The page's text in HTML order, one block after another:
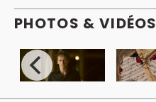
PHOTOS & VIDÉOS